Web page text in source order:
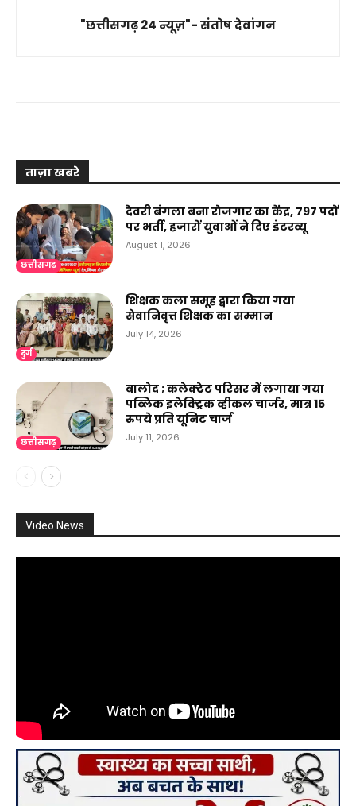
"छत्तीसगढ़ 24 न्यूज़"- संतोष देवांगन
ताज़ा खबरे
छत्तीसगढ़
देवरी बंगला बना रोजगार का केंद्र, 797 पदों
पर भर्ती, हजारों युवाओं ने दिए इंटरव्यू
August 1, 2026
दुर्ग
शिक्षक कला समूह द्वारा किया गया
सेवानिवृत्त शिक्षक का सम्मान
July 14, 2026
छत्तीसगढ़
बालोद ; कलेक्ट्रेट परिसर में लगाया गया
पब्लिक इलेक्ट्रिक व्हीकल चार्जर, मात्र 15
रुपये प्रति यूनिट चार्ज
July 11, 2026
Video News